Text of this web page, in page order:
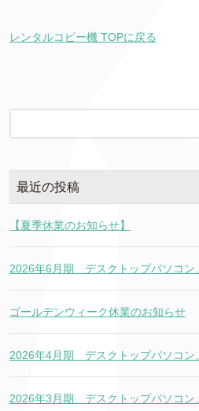
レンタルコピー機 TOPに戻る
最近の投稿
【夏季休業のお知らせ】
2026年6月期 デスクトップパソコン
ゴールデンウィーク休業のお知らせ
2026年4月期 デスクトップパソコン
2026年3月期 デスクトップパソコン